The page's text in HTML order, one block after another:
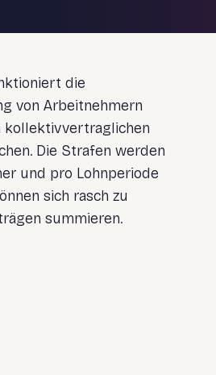
die
von Arbeitnehmern
kollektivvertraglichen
Die Strafen werden
und pro Lohnperiode
sich rasch zu
summieren.